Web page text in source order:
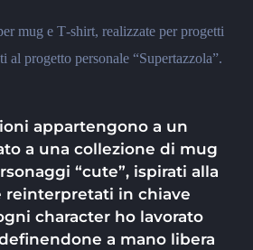
mug e T‑shirt, realizzate per progetti
al progetto personale “Supertazzola”.
appartengono a un
a una collezione di mug
“cute”, ispirati alla
reinterpretati in chiave
character ho lavorato
a mano libera